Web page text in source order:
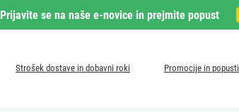
Prijavite se na naše e-novice in prejmite popust
Strošek dostave in dobavni roki Promocije in popusti